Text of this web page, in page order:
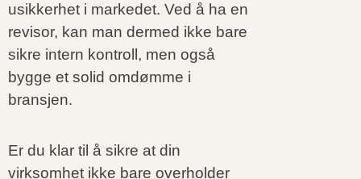
usikkerhet i markedet. Ved å ha en
revisor, kan man dermed ikke bare
sikre intern kontroll, men også
bygge et solid omdømme i
bransjen.
Er du klar til å sikre at din
virksomhet ikke bare overholder